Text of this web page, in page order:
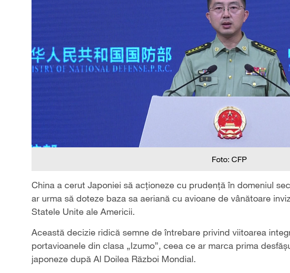
Foto: CFP
China a cerut Japoniei să acționeze cu prudență în domeniul
ar urma să doteze baza sa aeriană cu avioane de vânătoare
Statele Unite ale Americii.
Această decizie ridică semne de întrebare privind viitoarea
portavioanele din clasa „Izumo”, ceea ce ar marca prima
japoneze după Al Doilea Război Mondial.